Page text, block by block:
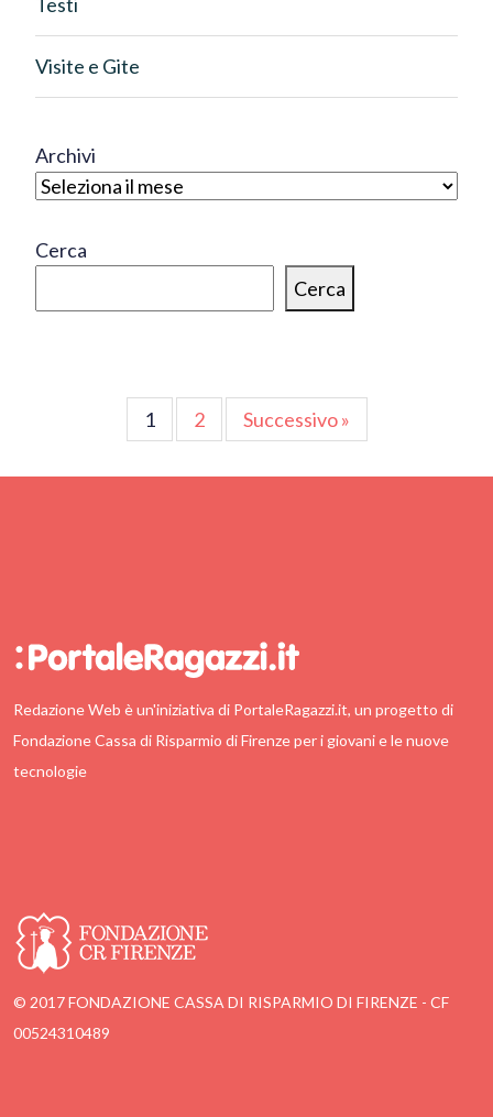
Visite e Gite
Archivi
Cerca
Cerca
Paginazione
degli
articoli
1 2 Successivo »
Redazione Web è un'iniziativa di PortaleRagazzi.it, un progetto di
Fondazione Cassa di Risparmio di Firenze per i giovani e le nuove
tecnologie
© 2017 FONDAZIONE CASSA DI RISPARMIO DI FIRENZE - CF
00524310489